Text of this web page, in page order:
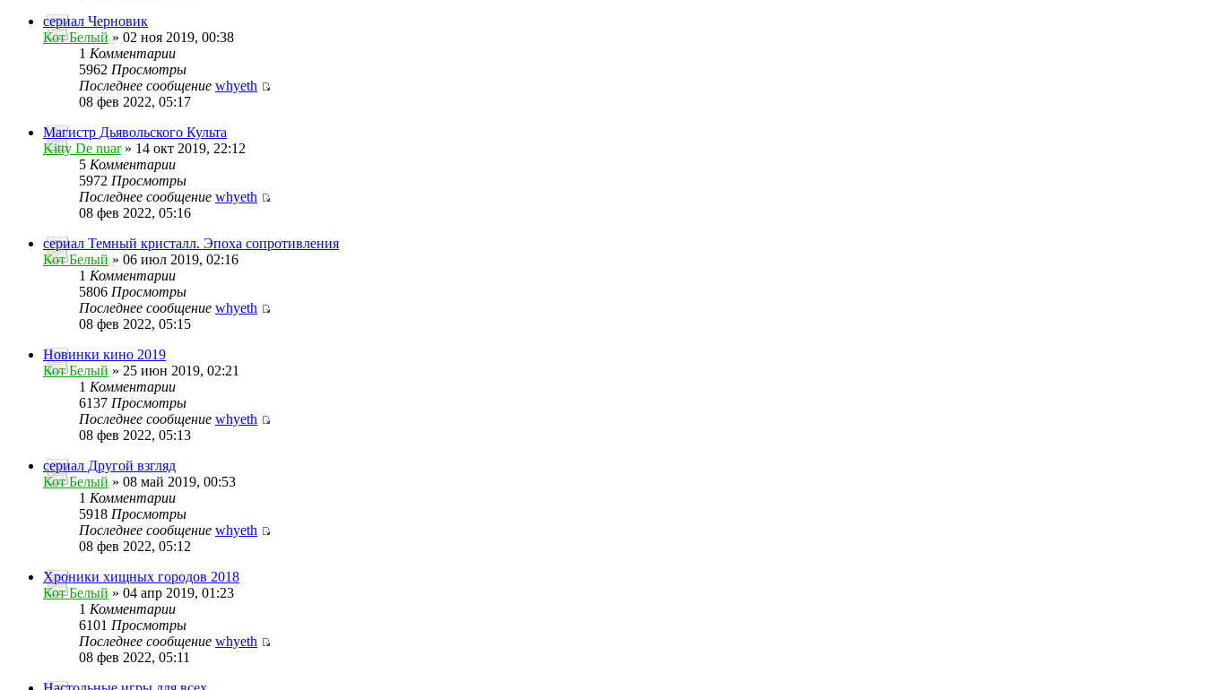
сериал Черновик
Кот Белый » 02 ноя 2019, 00:38
1 Комментарии
5962 Просмотры
Последнее сообщение whyeth
08 фев 2022, 05:17
Магистр Дьявольского Культа
Kitty De nuar» 14 окт 2019, 22:12
5 Комментарии
5972 Просмотры
Последнее сообщение whyeth
08 фев 2022, 05:16
сериал Темный кристалл. Эпоха сопротивления
Кот Белый » 06 июл 2019, 02:16
1 Комментарии
5806 Просмотры
Последнее сообщение whyeth
08 фев 2022, 05:15
Новинки кино 2019
Кот Белый » 25 июн 2019, 02:21
1 Комментарии
6137 Просмотры
Последнее сообщение whyeth
08 фев 2022, 05:13
сериал Другой взгляд
Кот Белый » 08 май 2019, 00:53
1 Комментарии
5918 Просмотры
Последнее сообщение whyeth
08 фев 2022, 05:12
Хроники хищных городов 2018
Кот Белый » 04 апр 2019, 01:23
1 Комментарии
6101 Просмотры
Последнее сообщение whyeth
08 фев 2022, 05:11